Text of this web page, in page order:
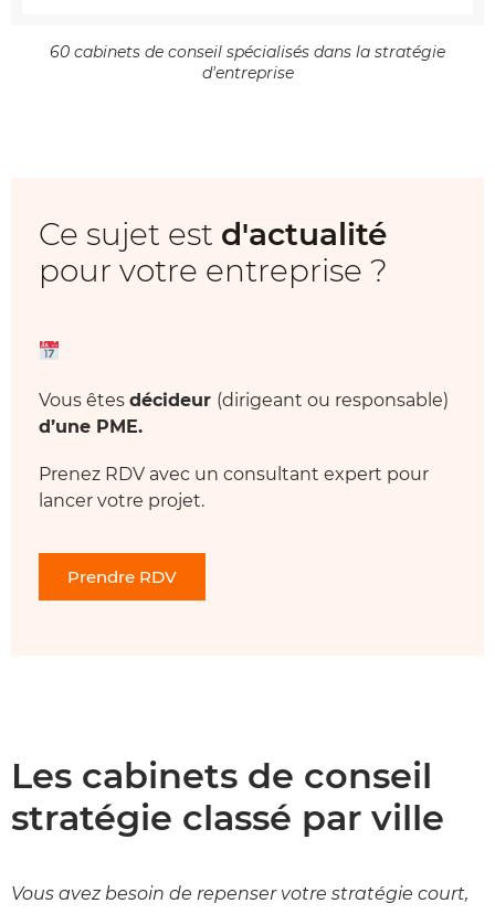
60 cabinets de conseil spécialisés dans la stratégie
d'entreprise
Ce sujet est d'actualité
pour votre entreprise ?
Vous êtes décideur (dirigeant ou responsable)
d’une PME.
Prenez RDV avec un consultant expert pour
lancer votre projet.
Prendre RDV
Les cabinets de conseil
stratégie classé par ville
Vous avez besoin de repenser votre stratégie court,